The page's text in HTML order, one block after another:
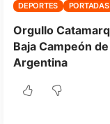
DEPORTES PORTADAS
Orgullo
Baja Campeón
Argentina